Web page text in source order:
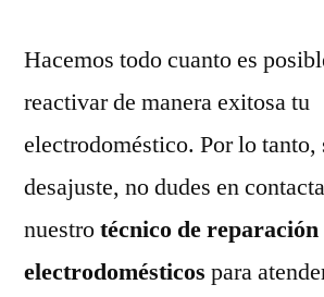
Hacemos todo cuanto es
reactivar de manera exitosa tu
electrodoméstico. Por lo tanto,
desajuste, no dudes en
nuestrotécnico de reparación
electrodomésticos para